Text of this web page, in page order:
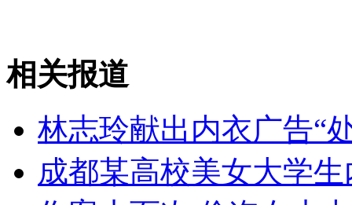
日韩多项措施应对朝鲜发射
山西运城恶犬咬伤多人 警民合力深夜将其击毙
女孩北京地铁殴打老人 痛下狠手拳打脚踢
相关报道
林志玲献出内衣广告“
成都某高校美女大学